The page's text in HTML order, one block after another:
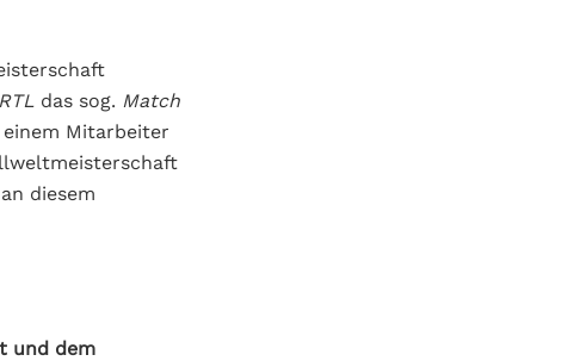
das sog. Match
Mitarbeiter
diesem
und dem